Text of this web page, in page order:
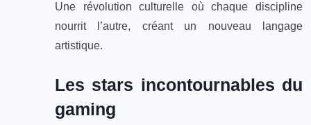
Une révolution culturelle où chaque discipline
nourrit l’autre, créant un nouveau langage
artistique.
Les stars incontournables du
gaming